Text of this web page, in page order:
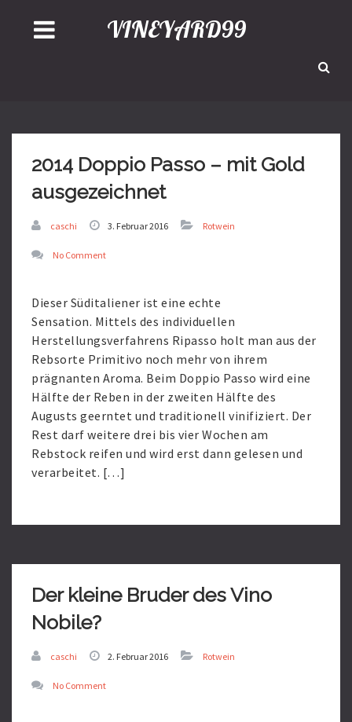
VINEYARD99
2014 Doppio Passo – mit Gold
ausgezeichnet
caschi 3. Februar 2016 Rotwein
No Comment
Dieser Süditaliener ist eine echte
Sensation. Mittels des individuellen
Herstellungsverfahrens Ripasso holt man aus der
Rebsorte Primitivo noch mehr von ihrem
prägnanten Aroma. Beim Doppio Passo wird eine
Hälfte der Reben in der zweiten Hälfte des
Augusts geerntet und traditionell vinifiziert. Der
Rest darf weitere drei bis vier Wochen am
Rebstock reifen und wird erst dann gelesen und
verarbeitet. […]
Der kleine Bruder des Vino
Nobile?
caschi 2. Februar 2016 Rotwein
No Comment